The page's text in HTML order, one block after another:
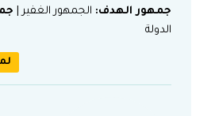
جمهور الهدف: الجمهور الغفير |
الدولة